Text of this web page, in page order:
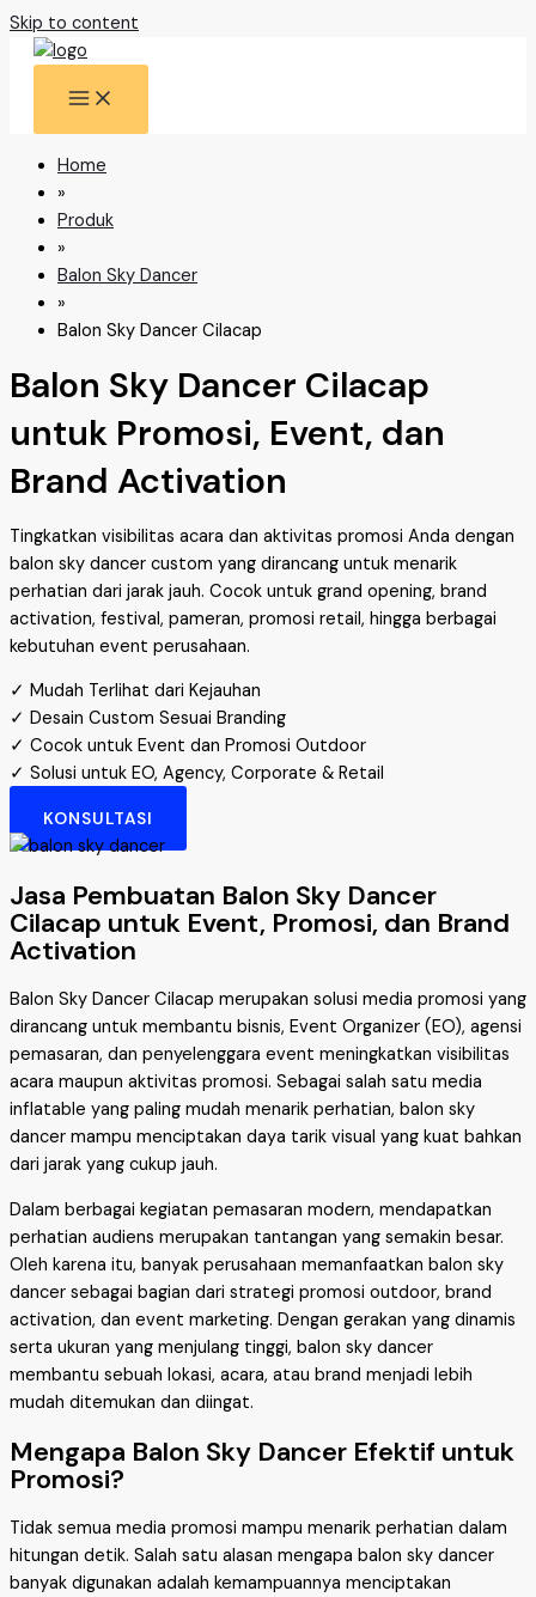
Skip to content
Home
»
Produk
»
Balon Sky Dancer
»
Balon Sky Dancer Cilacap
Balon Sky Dancer Cilacap
untuk Promosi, Event, dan
Brand Activation
Tingkatkan visibilitas acara dan aktivitas promosi Anda dengan
balon sky dancer custom yang dirancang untuk menarik
perhatian dari jarak jauh. Cocok untuk grand opening, brand
activation, festival, pameran, promosi retail, hingga berbagai
kebutuhan event perusahaan.
✓ Mudah Terlihat dari Kejauhan
✓ Desain Custom Sesuai Branding
✓ Cocok untuk Event dan Promosi Outdoor
✓ Solusi untuk EO, Agency, Corporate & Retail
KONSULTASI
Jasa Pembuatan Balon Sky Dancer
Cilacap untuk Event, Promosi, dan Brand
Activation
Balon Sky Dancer Cilacap merupakan solusi media promosi yang
dirancang untuk membantu bisnis, Event Organizer (EO), agensi
pemasaran, dan penyelenggara event meningkatkan visibilitas
acara maupun aktivitas promosi. Sebagai salah satu media
inflatable yang paling mudah menarik perhatian, balon sky
dancer mampu menciptakan daya tarik visual yang kuat bahkan
dari jarak yang cukup jauh.
Dalam berbagai kegiatan pemasaran modern, mendapatkan
perhatian audiens merupakan tantangan yang semakin besar.
Oleh karena itu, banyak perusahaan memanfaatkan balon sky
dancer sebagai bagian dari strategi promosi outdoor, brand
activation, dan event marketing. Dengan gerakan yang dinamis
serta ukuran yang menjulang tinggi, balon sky dancer
membantu sebuah lokasi, acara, atau brand menjadi lebih
mudah ditemukan dan diingat.
Mengapa Balon Sky Dancer Efektif untuk
Promosi?
Tidak semua media promosi mampu menarik perhatian dalam
hitungan detik. Salah satu alasan mengapa balon sky dancer
banyak digunakan adalah kemampuannya menciptakan